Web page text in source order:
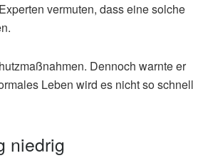
vermuten, dass eine solche
Dennoch warnte er
Leben wird es nicht so schnell
niedrig